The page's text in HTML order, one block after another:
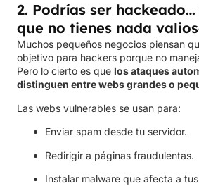
2. Podrías ser
que no tienes nada
Muchos pequeños negocios piensan
objetivo para hackers porque no
Pero lo cierto es que los ataques
distinguen entre webs grandes o
Las webs vulnerables se usan para:
Enviar spam desde tu servidor.
Redirigir a páginas fraudulentas.
Instalar malware que afecta a